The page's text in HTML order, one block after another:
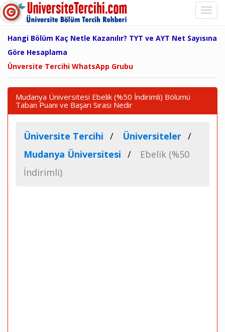
Hangi Bölüm Kaç Netle Kazanılır? TYT ve AYT Net Sayısına
Göre Hesaplama
Ünversite Tercihi WhatsApp Grubu
Mudanya Üniversitesi Ebelik (%50 İndirimli) Bölümü
Taban Puanı ve Başarı Sırası Nedir
Üniversite Tercihi
Üniversiteler
Mudanya Üniversitesi
Ebelik (%50
İndirimli)